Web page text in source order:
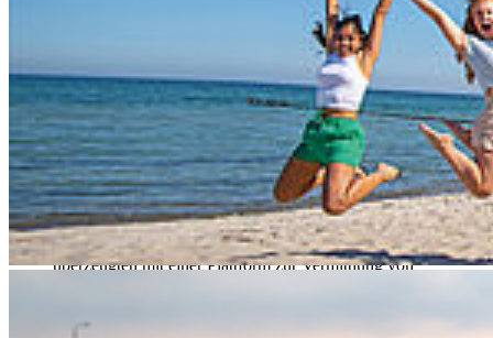
Frische Ideen, mutige Visionen und viel Engagement: Beim lokalen
Inspired Ideenwettbewerb 2025 an der Hochschule Stralsund
präsentierten sich 14 Teams und Einzelteilnehmer*innen mit
Konzepten, „die das Potenzial haben, echte Veränderungen
anzustoßen“, so Marie Büchler, die den Wettbewerb auf regionaler
Ebene für die Hochschule Stralsund organisiert. Vor einer fachlich
breit aufgestellten Jury zeigten die Teilnehmenden, wie Forschung
und Erfindergeist in unternehmerisches Denken übergehen können.
Die besten Ideen wurden am Abend im Rahmen einer feierlichen
Prämierung ausgezeichnet:
Platz 1:
MedHost
– Tom Hommel und Fritz Böhnisch
überzeugten mit einer Plattform zur Vermittlung von
Platz 2: Konzept für Freizeit und Tourismusangebote in